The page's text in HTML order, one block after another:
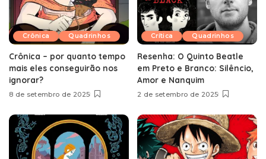
Crônica Quadrinhos
Crônica – por quanto tempo
mais eles conseguirão nos
ignorar?
8 de setembro de 2025
Crítica Quadrinhos
Resenha: O Quinto Beatle
em Preto e Branco: Silêncio,
Amor e Nanquim
2 de setembro de 2025